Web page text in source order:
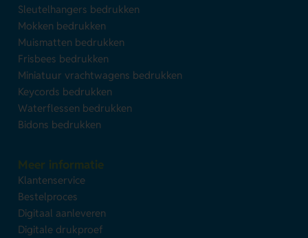
Sleutelhangers bedrukken
Mokken bedrukken
Muismatten bedrukken
Frisbees bedrukken
Miniatuur vrachtwagens bedrukken
Keycords bedrukken
Waterflessen bedrukken
Bidons bedrukken
Meer informatie
Klantenservice
Bestelproces
Digitaal aanleveren
Digitale drukproef